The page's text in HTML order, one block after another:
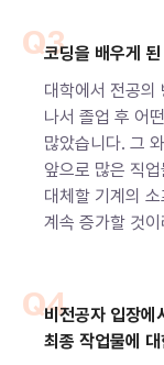
Q3코딩을 배우게 된
대학에서 전공의
나서 졸업 후 어
많았습니다. 그
앞으로 많은 직
대체할 기계의
계속 증가할 것
Q4비전공자 입장에
최종 작업물에